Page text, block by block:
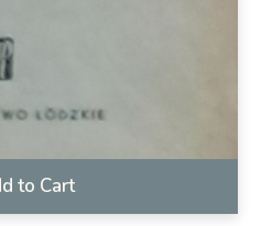
to Cart